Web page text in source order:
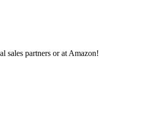
sales partners or at Amazon!